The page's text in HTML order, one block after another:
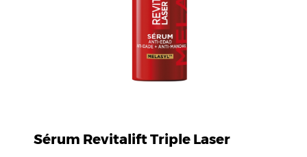
Sérum Revitalift Triple Laser